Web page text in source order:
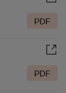
PDF
PDF